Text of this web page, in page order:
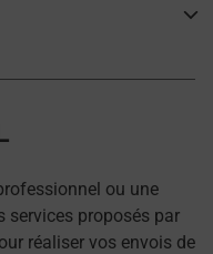
ou une
services proposés par
réaliser vos envois de